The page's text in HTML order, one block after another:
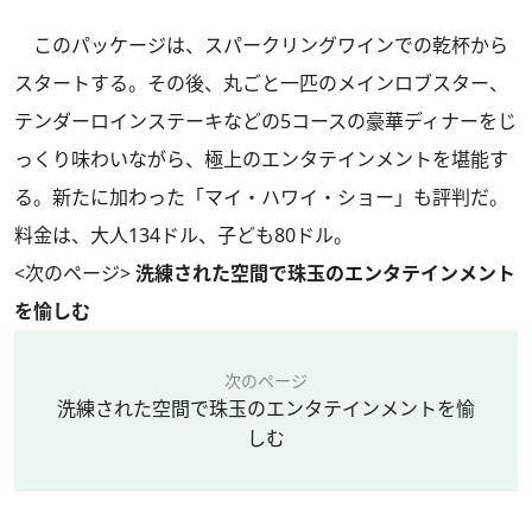
このパッケージは、スパークリングワインでの乾杯から
スタートする。その後、丸ごと一匹のメインロブスター、
テンダーロインステーキなどの5コースの豪華ディナーをじ
っくり味わいながら、極上のエンタテインメントを堪能す
る。新たに加わった「マイ・ハワイ・ショー」も評判だ。
料金は、大人134ドル、子ども80ドル。
<次のページ>洗練された空間で珠玉のエンタテインメント
を愉しむ
次のページ
洗練された空間で珠玉のエンタテインメントを愉
しむ